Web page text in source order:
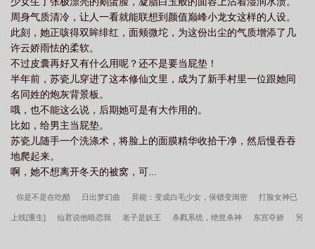
周身气质清冷，让人一看就能联想到颜值巅峰小龙女这样的人设。
此刻，她正咳得双眸绯红，面颊微坨，为这份出尘的气质增添了几
许云娇雨怯的柔软。
不过皮囊再好又有什么用呢？还不是要当屁垫！
半年前，苏瓷儿穿进了这本修仙文里，成为了新手村里一位跟她同
名同姓的炮灰背景板。
哦，也不能这么说，后期她可是有大作用的。
比如，给男主当屁垫。
苏瓷儿随手一个洗涤术，将脸上的面膜精华收拾干净，然后慢吞吞
地爬起来。
啊，她不想离开冬天的被窝，可...
你是不是在吃醋 日出梦幻曲 异能：变成白毛少女，保镖变闺密 打脸女神已
上线[重生] 仙君说他暗恋我 老子是妖王 杀戮系统，绝世杀神 东宫夺娇 另